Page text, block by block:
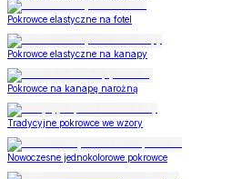
Pokrowce elastyczne na fotel
Pokrowce elastyczne na kanapy
Pokrowce na kanapę narożną
Tradycyjne pokrowce we wzory
Nowoczesne jednokolorowe pokrowce